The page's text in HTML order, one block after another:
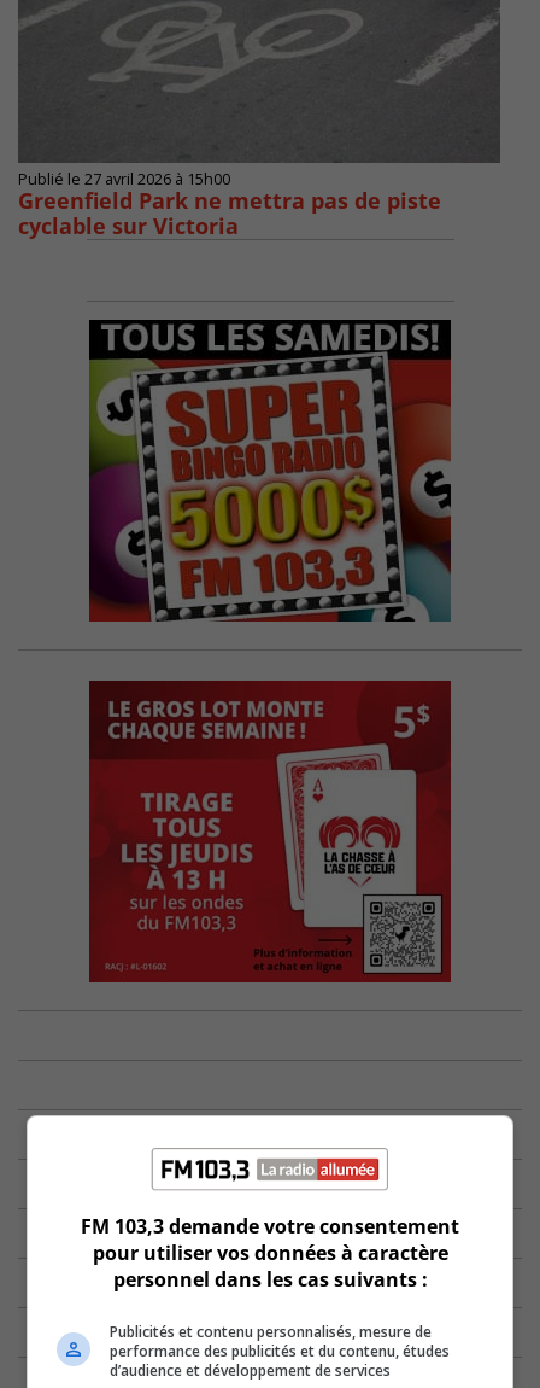
Publié le 27 avril 2026 à 15h00
Greenfield Park ne mettra pas de piste
cyclable sur Victoria
FM 103,3 demande votre consentement
pour utiliser vos données à caractère
personnel dans les cas suivants :
Publicités et contenu personnalisés, mesure de
performance des publicités et du contenu, études
d’audience et développement de services